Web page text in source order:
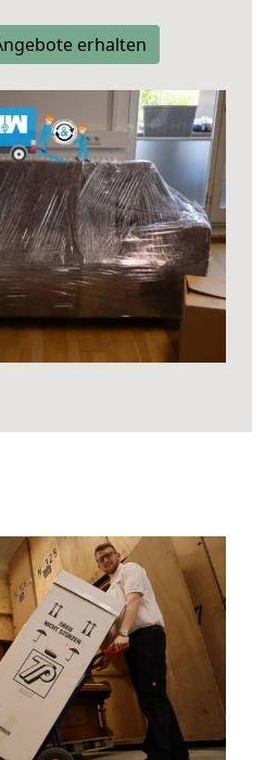
erhalten